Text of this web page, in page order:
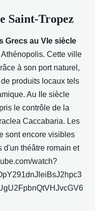
Saint-Tropez
Grecs au VIe siècle
Cette ville
à son port naturel,
produits locaux tels
Au IIe siècle
le contrôle de la
Caccabaria. Les
sont encore visibles
d'un théâtre romain et
watch?